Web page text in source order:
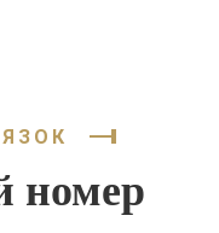
номер